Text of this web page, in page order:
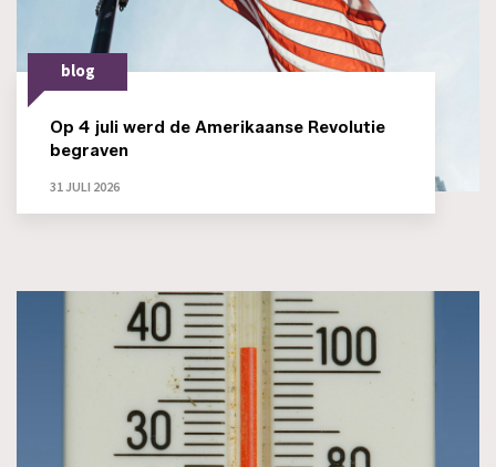
blog
Op 4 juli werd de Amerikaanse Revolutie
begraven
31 JULI 2026